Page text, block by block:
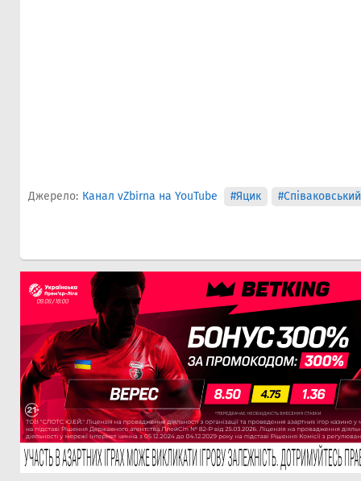
Джерело: Канал vZbirna на YouTube #Яцик #Співаковський